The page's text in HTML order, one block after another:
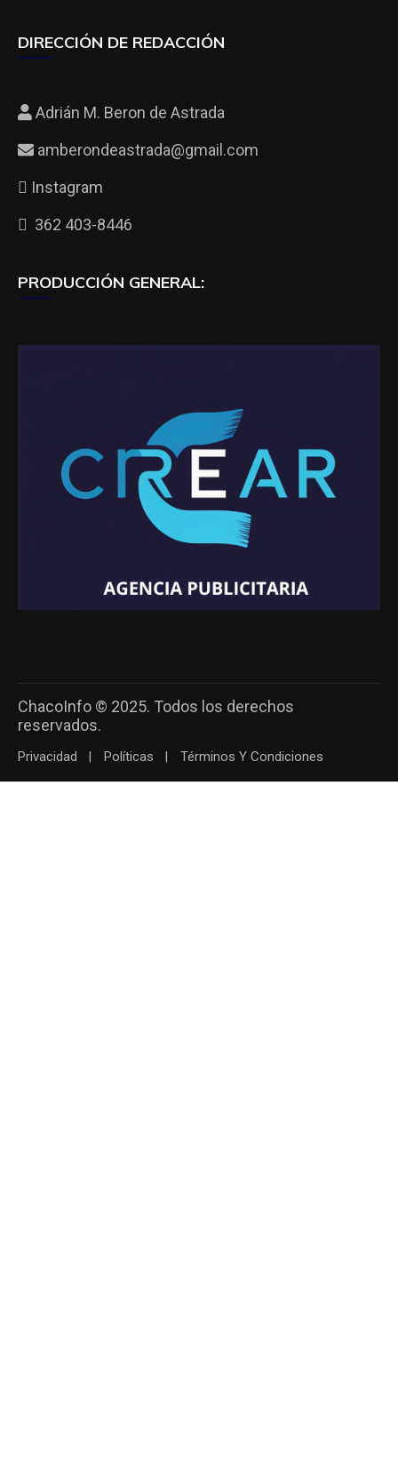
DIRECCIÓN DE REDACCIÓN
Adrián M. Beron de Astrada
amberondeastrada@gmail.com
Instagram
362 403-8446
PRODUCCIÓN GENERAL:
ChacoInfo © 2025. Todos los derechos
reservados.
Privacidad Políticas Términos Y Condiciones